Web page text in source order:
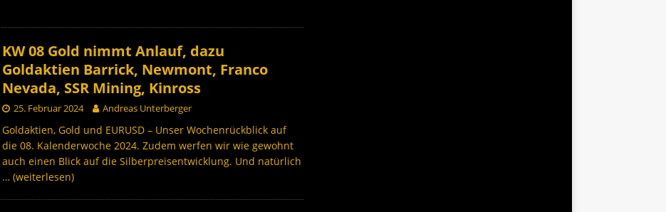
KW 08 Gold nimmt Anlauf, dazu
Goldaktien Barrick, Newmont, Franco
Nevada, SSR Mining, Kinross
25. Februar 2024 Andreas Unterberger
Goldaktien, Gold und EURUSD – Unser Wochenrückblick auf
die 08. Kalenderwoche 2024. Zudem werfen wir wie gewohnt
auch einen Blick auf die Silberpreisentwicklung. Und natürlich
… (weiterlesen)